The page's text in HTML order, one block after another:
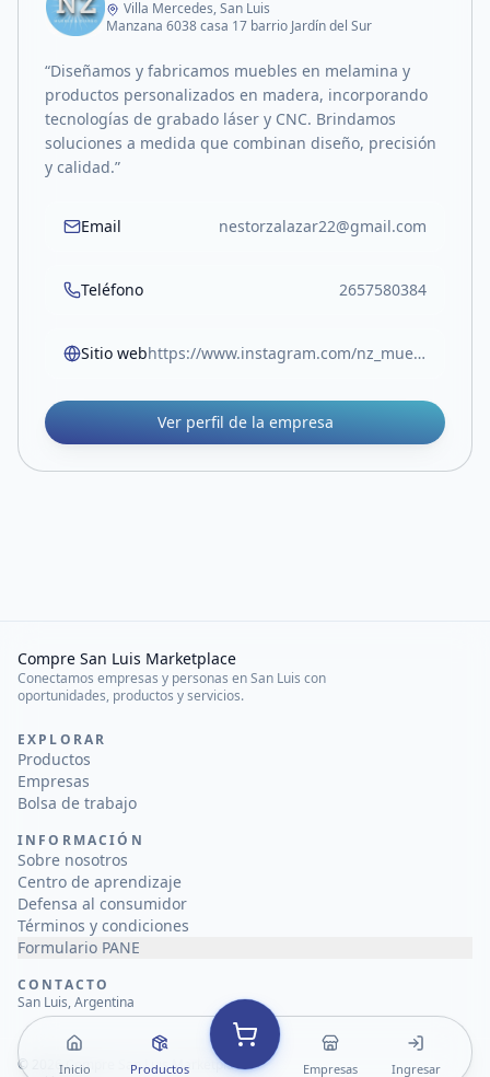
Villa Mercedes, San Luis
Manzana 6038 casa 17 barrio Jardín del Sur
“Diseñamos y fabricamos muebles en melamina y
productos personalizados en madera, incorporando
tecnologías de grabado láser y CNC. Brindamos
soluciones a medida que combinan diseño, precisión
y calidad.”
Email nestorzalazar22@gmail.com
Teléfono 2657580384
Sitio web https://www.instagram.com/nz_mueble_y_diseno?igsh=MXFyMXJ3NjYydGM4eg==
Ver perfil de la empresa
Inicio Productos Empresas Ingresar
Compre San Luis Marketplace
Conectamos empresas y personas en San Luis con
oportunidades, productos y servicios.
EXPLORAR
Productos
Empresas
Bolsa de trabajo
INFORMACIÓN
Sobre nosotros
Centro de aprendizaje
Defensa al consumidor
Términos y condiciones
Formulario PANE
CONTACTO
San Luis, Argentina
© 2026Compre San Luis Marketplace